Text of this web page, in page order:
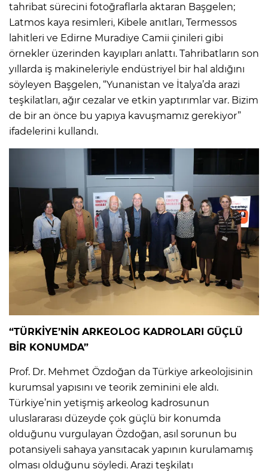
tahribat sürecini fotoğraflarla aktaran Başgelen;
Latmos kaya resimleri, Kibele anıtları, Termessos
lahitleri ve Edirne Muradiye Camii çinileri gibi
örnekler üzerinden kayıpları anlattı. Tahribatların son
yıllarda iş makineleriyle endüstriyel bir hal aldığını
söyleyen Başgelen, “Yunanistan ve İtalya’da arazi
teşkilatları, ağır cezalar ve etkin yaptırımlar var. Bizim
de bir an önce bu yapıya kavuşmamız gerekiyor”
ifadelerini kullandı.
“TÜRKİYE’NİN ARKEOLOG KADROLARI GÜÇLÜ
BİR KONUMDA”
Prof. Dr. Mehmet Özdoğan da Türkiye arkeolojisinin
kurumsal yapısını ve teorik zeminini ele aldı.
Türkiye’nin yetişmiş arkeolog kadrosunun
uluslararası düzeyde çok güçlü bir konumda
olduğunu vurgulayan Özdoğan, asıl sorunun bu
potansiyeli sahaya yansıtacak yapının kurulamamış
olması olduğunu söyledi. Arazi teşkilatı